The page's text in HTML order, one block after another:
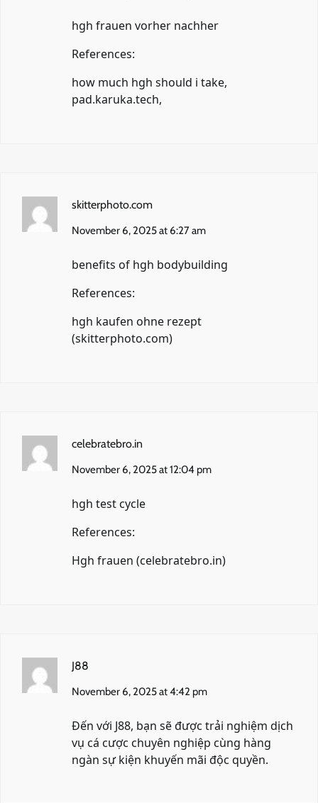
hgh frauen vorher nachher
References:
how much hgh should i take,
pad.karuka.tech,
skitterphoto.com
November 6, 2025 at 6:27 am
benefits of hgh bodybuilding
References:
hgh kaufen ohne rezept
(skitterphoto.com)
celebratebro.in
November 6, 2025 at 12:04 pm
hgh test cycle
References:
Hgh frauen (celebratebro.in)
J88
November 6, 2025 at 4:42 pm
Đến với J88, bạn sẽ được trải nghiệm dịch
vụ cá cược chuyên nghiệp cùng hàng
ngàn sự kiện khuyến mãi độc quyền.